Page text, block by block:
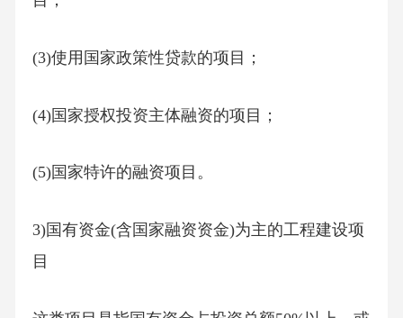
(3)使用国家政策性贷款的项目；
(4)国家授权投资主体融资的项目；
(5)国家特许的融资项目。
3)国有资金(含国家融资资金)为主的工程建设项
目